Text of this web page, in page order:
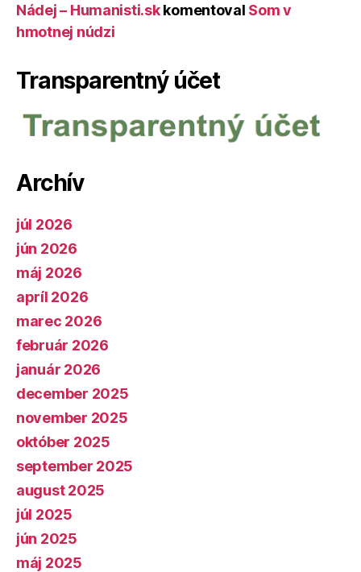
Nádej – Humanisti.skkomentoval Som v
hmotnej núdzi
Transparentný účet
Archív
júl 2026
jún 2026
máj 2026
apríl 2026
marec 2026
február 2026
január 2026
december 2025
november 2025
október 2025
september 2025
august 2025
júl 2025
jún 2025
máj 2025